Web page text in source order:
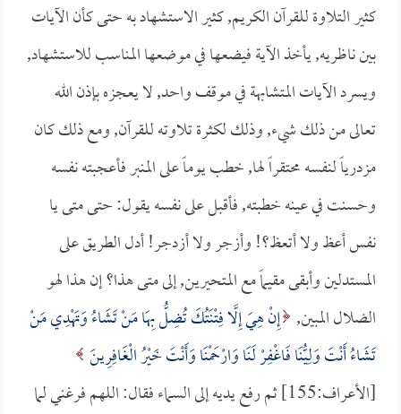
كثير التلاوة للقرآن الكريم, كثير الاستشهاد به حتى كأن الآيات
بين ناظريه, يأخذ الآية فيضعها في موضعها المناسب للاستشهاد,
ويسرد الآيات المتشابهة في موقف واحد, لا يعجزه بإذن الله
تعالى من ذلك شيء, وذلك لكثرة تلاوته للقرآن, ومع ذلك كان
مزدرياً لنفسه محتقراً لها, خطب يوماً على المنبر فأعجبته نفسه
وحسنت في عينه خطبته, فأقبل على نفسه يقول: حتى متى يا
نفس أعظ ولا أتعظ؟! وأزجر ولا أزدجر! أدل الطريق على
المستدلين وأبقى مقيماً مع المتحيرين, إلى متى هذا؟ إن هذا لهو
الضلال المبين, إِنْ هِيَ إِلَّا فِتْنَتُكَ تُضِلُّ بِهَا مَنْ تَشَاءُ وَتَهْدِي مَنْ
تَشَاءُ أَنْتَ وَلِيُّنَا فَاغْفِرْ لَنَا وَارْحَمْنَا وَأَنْتَ خَيْرُ الْغَافِرِينَ
[الأعراف:155] ثم رفع يديه إلى السماء فقال: اللهم فرغني لما